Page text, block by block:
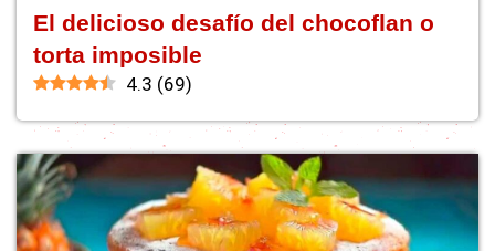
El delicioso desafío del chocoflan o
torta imposible
4.3 (69)